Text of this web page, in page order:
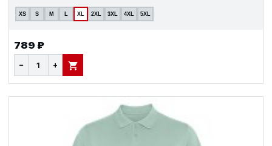
XS S M L XL 2XL 3XL 4XL 5XL
789 ₽
− + В КОРЗИНУ